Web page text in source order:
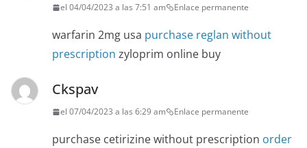
el 04/04/2023 a las 7:51 am Enlace permanente
warfarin 2mg usa purchase reglan without
prescription zyloprim online buy
Ckspav
el 07/04/2023 a las 6:29 am Enlace permanente
purchase cetirizine without prescription order